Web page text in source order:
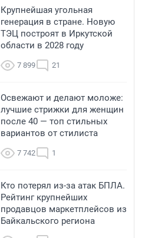
Крупнейшая угольная
генерация в стране. Новую
ТЭЦ построят в Иркутской
области в 2028 году
7 899 21
Освежают и делают моложе:
лучшие стрижки для женщин
после 40 — топ стильных
вариантов от стилиста
7 742 1
Кто потерял из-за атак БПЛА.
Рейтинг крупнейших
продавцов маркетплейсов из
Байкальского региона